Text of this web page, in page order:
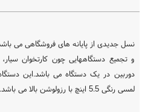
نسل جدیدی از پایانه های فروشگاهی می
و تجمیع دستگاههایی چون کارتخوان سیار،
لمسی رنگی 5.5 اینچ با رزولوشن بالا می باشد.